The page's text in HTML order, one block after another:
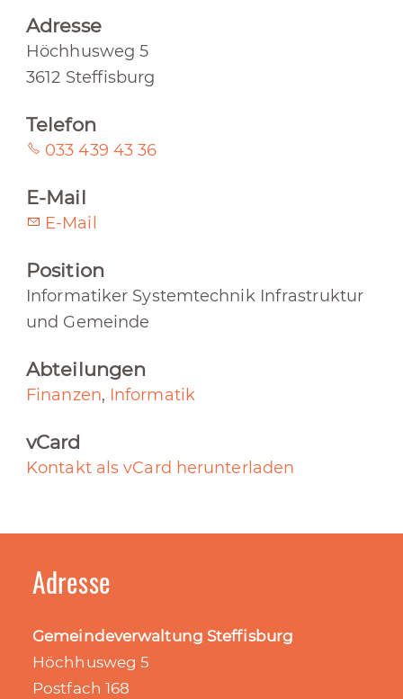
Adresse
Höchhusweg 5
3612 Steffisburg
Telefon
033 439 43 36
E-Mail
E-Mail
Position
Informatiker Systemtechnik Infrastruktur
und Gemeinde
Abteilungen
Finanzen, Informatik
vCard
Kontakt als vCard herunterladen
Adresse
Gemeindeverwaltung Steffisburg
Höchhusweg 5
Postfach 168